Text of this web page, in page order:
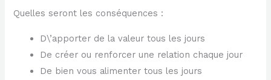
Quelles seront les conséquences :
D\’apporter de la valeur tous les jours
De créer ou renforcer une relation chaque jour
De bien vous alimenter tous les jours